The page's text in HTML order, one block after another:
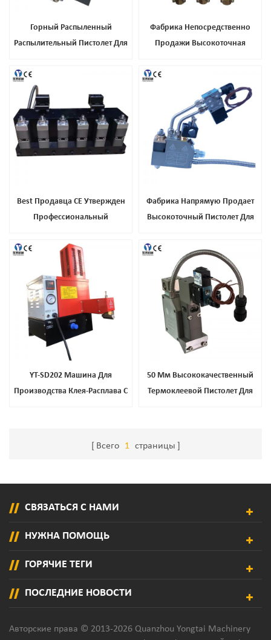
Горный Распыленный
Распылительный Пистолет Для
Фабрика Непосредственно
Продажи Высокоточная
Горячий Клеевый Пистолет Для
Мебельной Промышленности
Best Продавца CE Утвержден
Профессиональный
Распыленный Клей Распыления
Для Ткань
Фабрика Напрямую Продает
Высокоточный Пистолет Для
Головкой Для Мебельной
Промышленности
YT-SD202 Машина Для
Производства Клея-Расплава С
50 Мм Высококачественный
Термоклеевой Пистолет Для
Всего 1 страницы
СВЯЗАТЬСЯ С НАМИ
НУЖНА ПОМОЩЬ
ГОРЯЧИЕ ТЕГИ
ПОСЛЕДНИЕ НОВОСТИ
Авторские права © 2013-2026 Quanzhou Yongtai Machinery